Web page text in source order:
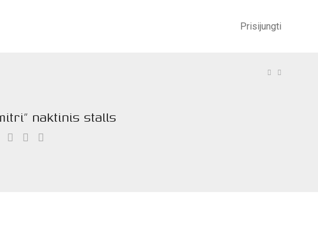
Prisijungti
naktinis stalls